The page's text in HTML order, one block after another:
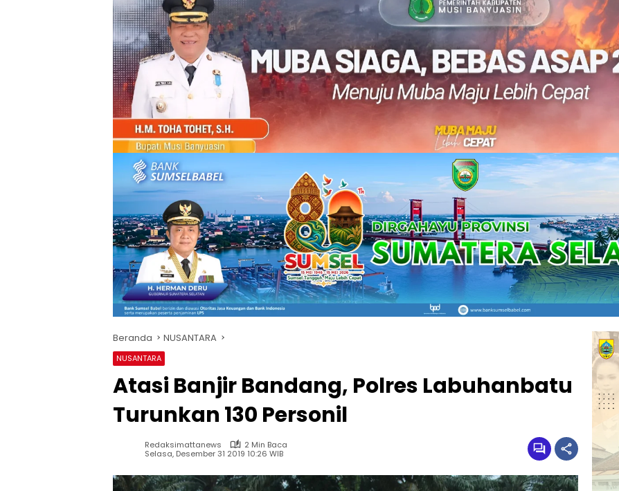
Beranda NUSANTARA
NUSANTARA
Atasi Banjir Bandang, Polres Labuhanbatu
Turunkan 130 Personil
Redaksimattanews
2 Min Baca
Selasa, Desember 31 2019 10:26 WIB